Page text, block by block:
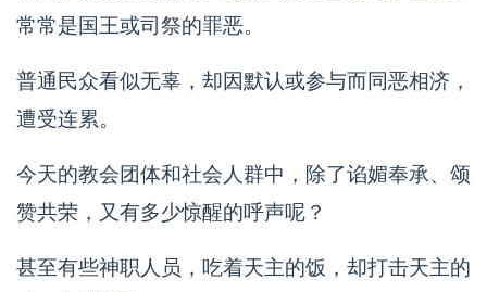
常常是国王或司祭的罪恶。
普通民众看似无辜，却因默认或参与而同恶相济，
遭受连累。
今天的教会团体和社会人群中，除了谄媚奉承、颂
赞共荣，又有多少惊醒的呼声呢？
甚至有些神职人员，吃着天主的饭，却打击天主的